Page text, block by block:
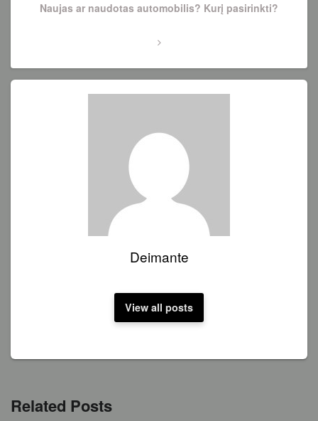
Next
Naujas ar naudotas automobilis? Kurį pasirinkti?
Deimante
View all posts
Related Posts